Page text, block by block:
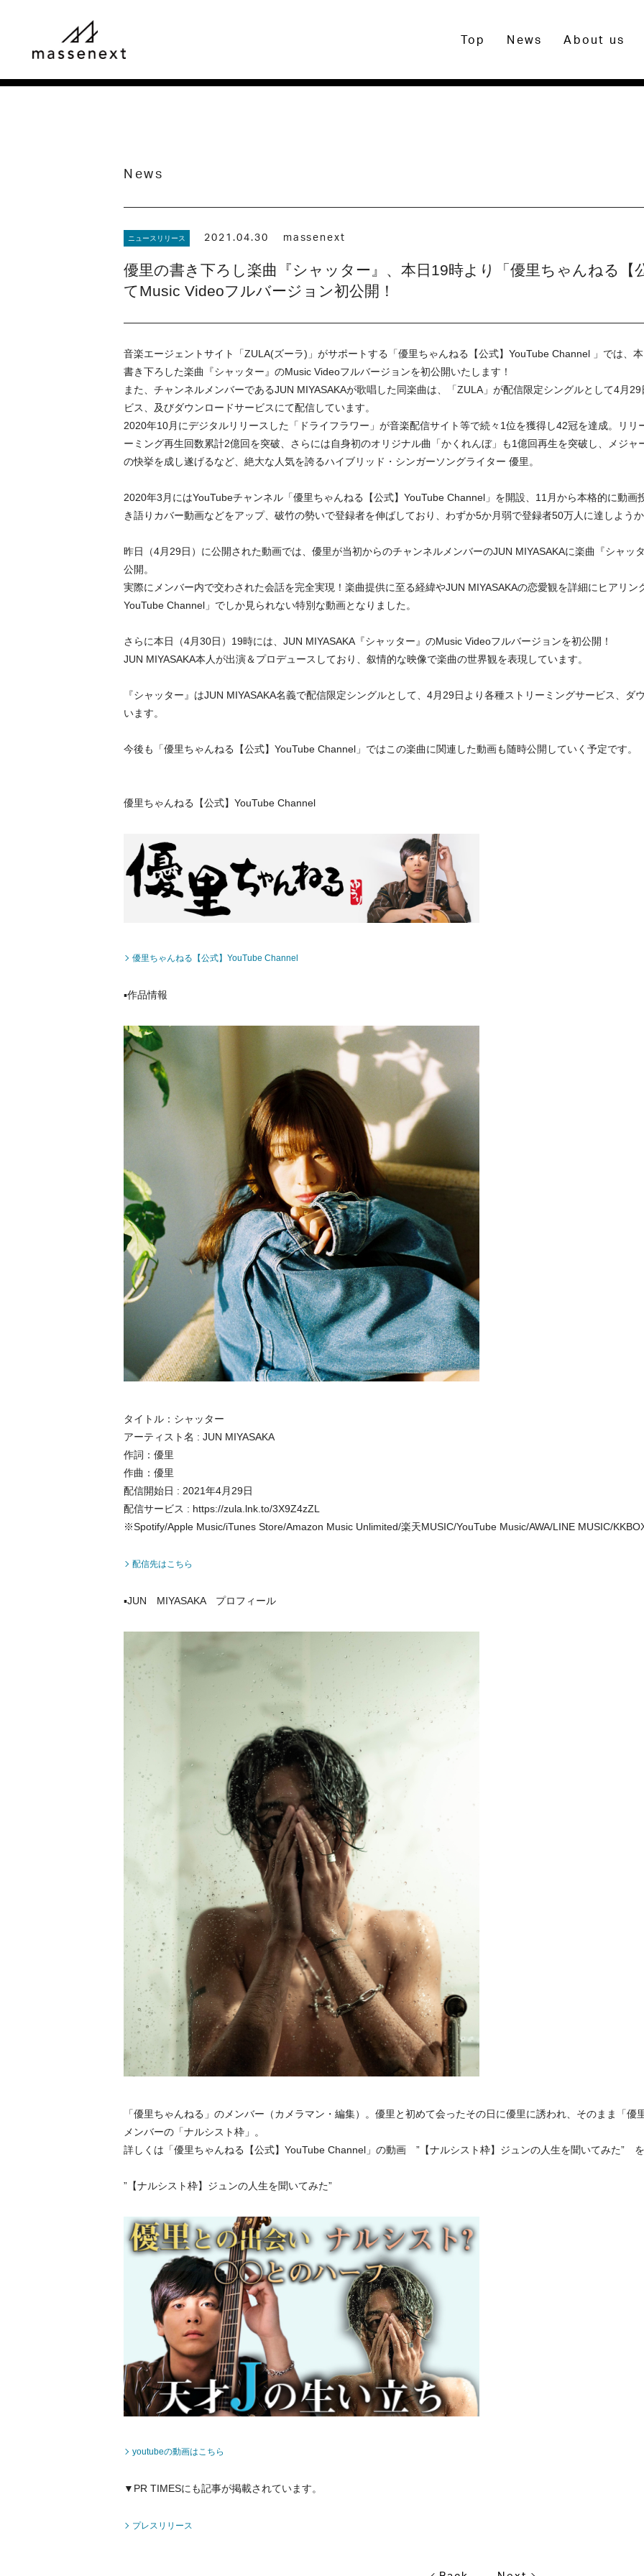
Top News About us
News
ニュースリリース 2021.04.30 massenext
優里の書き下ろし楽曲『シャッター』、本日19時より「優里ちゃんねる【
てMusic Videoフルバージョン初公開！
音楽エージェントサイト「ZULA(ズーラ)」がサポートする「優里ちゃんねる【公式】YouTube Channel 」では、
書き下ろした楽曲『シャッター』のMusic Videoフルバージョンを初公開いたします！
また、チャンネルメンバーであるJUN MIYASAKAが歌唱した同楽曲は、「ZULA」が配信限定シングルとして4月
ビス、及びダウンロードサービスにて配信しています。
2020年10月にデジタルリリースした「ドライフラワー」が音楽配信サイト等で続々1位を獲得し42冠を達成。リリ
ーミング再生回数累計2億回を突破、さらには自身初のオリジナル曲「かくれんぼ」も1億回再生を突破し、メジ
の快挙を成し遂げるなど、絶大な人気を誇るハイブリッド・シンガーソングライター 優里。
2020年3月にはYouTubeチャンネル「優里ちゃんねる【公式】YouTube Channel」を開設、11月から本格的に動
き語りカバー動画などをアップ、破竹の勢いで登録者を伸ばしており、わずか5か月弱で登録者50万人に達しよう
昨日（4月29日）に公開された動画では、優里が当初からのチャンネルメンバーのJUN MIYASAKAに楽曲『シャッ
公開。
実際にメンバー内で交わされた会話を完全実現！楽曲提供に至る経緯やJUN MIYASAKAの恋愛観を詳細にヒアリン
YouTube Channel」でしか見られない特別な動画となりました。
さらに本日（4月30日）19時には、JUN MIYASAKA『シャッター』のMusic Videoフルバージョンを初公開！
JUN MIYASAKA本人が出演＆プロデュースしており、叙情的な映像で楽曲の世界観を表現しています。
『シャッター』はJUN MIYASAKA名義で配信限定シングルとして、4月29日より各種ストリーミングサービス、ダ
います。
今後も「優里ちゃんねる【公式】YouTube Channel」ではこの楽曲に関連した動画も随時公開していく予定です。
優里ちゃんねる【公式】YouTube Channel
優里ちゃんねる【公式】YouTube Channel
▪作品情報
タイトル：シャッター
アーティスト名 : JUN MIYASAKA
作詞：優里
作曲：優里
配信開始日 : 2021年4月29日
配信サービス : https://zula.lnk.to/3X9Z4zZL
※Spotify/Apple Music/iTunes Store/Amazon Music Unlimited/楽天MUSIC/YouTube Music/AWA/LINE MUSIC/
配信先はこちら
▪JUN MIYASAKA プロフィール
「優里ちゃんねる」のメンバー（カメラマン・編集）。優里と初めて会ったその日に優里に誘われ、そのまま「優
メンバーの「ナルシスト枠」。
詳しくは「優里ちゃんねる【公式】YouTube Channel」の動画 ”【ナルシスト枠】ジュンの人生を聞いてみた” を
”【ナルシスト枠】ジュンの人生を聞いてみた”
youtubeの動画はこちら
▼PR TIMESにも記事が掲載されています。
プレスリリース